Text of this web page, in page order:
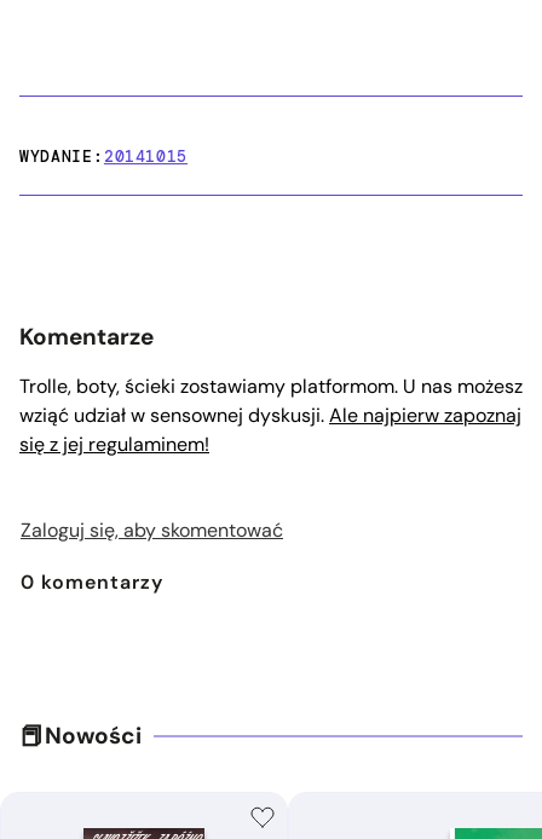
WYDANIE:20141015
Komentarze
Trolle, boty, ścieki zostawiamy platformom. U nas możesz
wziąć udział w sensownej dyskusji.Ale najpierw zapoznaj
się z jej regulaminem!
Zaloguj się, aby skomentować
0 komentarzy
Nowości